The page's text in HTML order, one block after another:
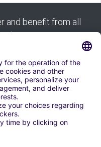
and benefit from all